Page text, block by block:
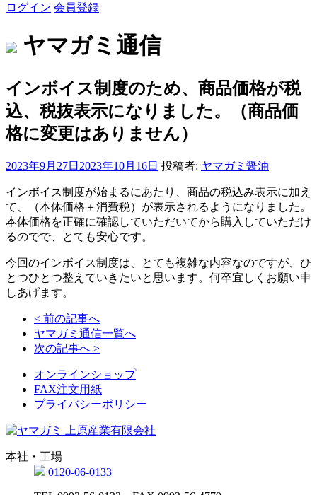
ログイン 会員登録
ヤマガミ通信
インボイス制度のため、商品価格が税
込、税抜表示になりました。（商品価
格に変更はありません）
投
日:
2023年9月27日 2023年10月16日 投稿者: ヤマガミ醤油
インボイス制度が始まるにあたり、商品の税込み表示に加え
て、（本体価格＋消費税）が表示されるようになりました。
本体価格を正確に確認していただいてから購入していただけ
るのでで、とても安心です。
今回のインボイス制度は、とても複雑な内容なのですが、ひ
とつひとつ整えていきたいと思います。何卒宜しくお願い申
しあげます。
< 前の記事へ
ヤマガミ通信一覧へ
次の記事へ >
オンラインショップ
FAX注文用紙
プライバシーポリシー
本社・工場
0120-06-0133